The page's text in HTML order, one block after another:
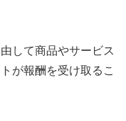
して商品やサービス
が報酬を受け取るこ